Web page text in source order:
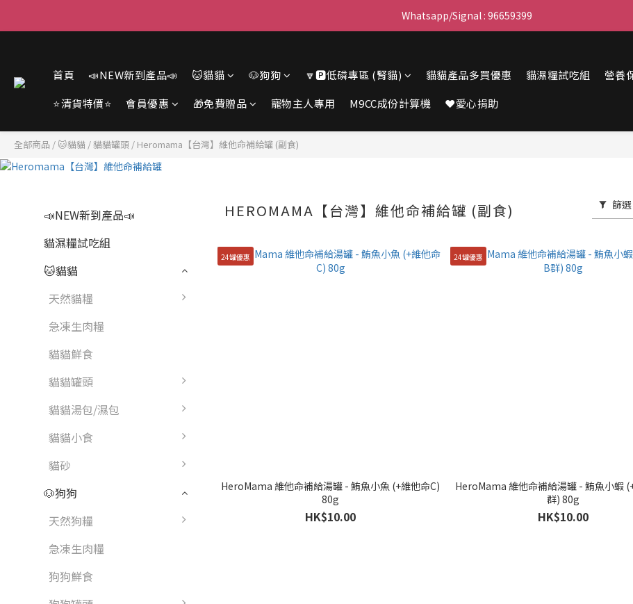
滿$450免費送貨上門 I 滿$350免運 順豐自取
Whatsapp/Signal : 96659399
滿$450免費送貨上門 I 滿$350免運 順豐自取
首頁 📣NEW新到產品📣 🐱貓貓 🐶狗狗 🔽🅿️低磷專區 (腎貓) 貓貓產品多買優惠 貓濕糧試吃組
營養
⭐清貨特價⭐
會員優惠 🎁免費贈品 寵物主人專用 M9CC成份計算機 ❤️愛心捐助
全部商品 / 🐱貓貓 /貓貓罐頭 / Heromama【台灣】維他命補給罐 (副食)
📣NEW新到產品📣
貓濕糧試吃組
🐱貓貓
天然貓糧
急凍生肉糧
貓貓鮮食
貓貓罐頭
貓貓湯包/濕包
貓貓小食
貓砂
🐶狗狗
天然狗糧
急凍生肉糧
狗狗鮮食
HEROMAMA【台灣】維他命補給罐 (副食) 篩選
24罐優惠
HeroMama 維他命補給湯罐 - 鮪魚小魚 (+維他命C)
80g
HK$10.00
24罐優惠
HeroMama 維他命補給湯罐 - 鮪魚小蝦
群) 80g
HK$10.00